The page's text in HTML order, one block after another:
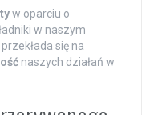
w oparciu o
w naszym
się na
naszych działań w